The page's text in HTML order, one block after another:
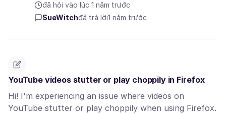
đã hỏi vào lúc 1 năm trước
SueWitchđã trả lời1 năm trước
YouTube videos stutter or play choppily in Firefox
Hi! I'm experiencing an issue where videos on
YouTube stutter or play choppily when using Firefox.